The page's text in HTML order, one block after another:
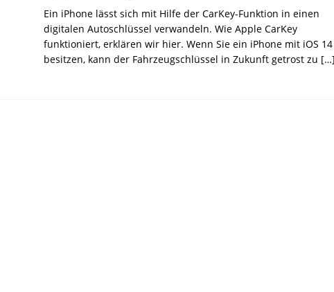
Ein iPhone lässt sich mit Hilfe der CarKey-Funktion in einen
digitalen Autoschlüssel verwandeln. Wie Apple CarKey
funktioniert, erklären wir hier. Wenn Sie ein iPhone mit iOS 14
besitzen, kann der Fahrzeugschlüssel in Zukunft getrost zu […]